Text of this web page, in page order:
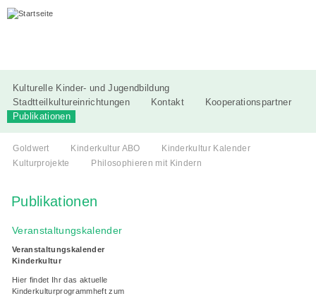
Kulturelle Kinder- und Jugendbildung
Stadtteilkultureinrichtungen
Kontakt
Kooperationspartner
Publikationen
Goldwert Kinderkultur ABO
Kinderkultur Kalender
Kulturprojekte
Philosophieren mit Kindern
Publikationen
Veranstaltungskalender
Veranstaltungskalender
Kinderkultur
Hier findet Ihr das aktuelle
Kinderkulturprogrammheft zum